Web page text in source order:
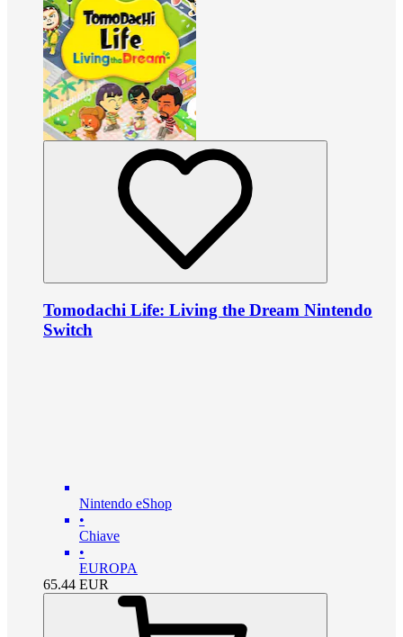
Tomodachi Life: Living the Dream Nintendo
Switch
Nintendo eShop
•
Chiave
•
EUROPA
65.44 EUR